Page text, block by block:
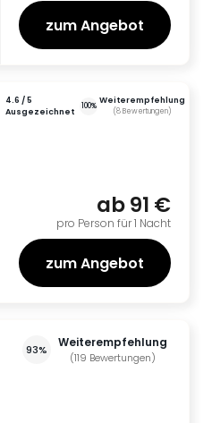
zum Angebot
4.6 / 5
ausgezeichnet
100% Weiterempfehlung
(8Bewertungen)
ab91 €
pro Person für 1 Nacht
zum Angebot
93% Weiterempfehlung
(119 Bewertungen)